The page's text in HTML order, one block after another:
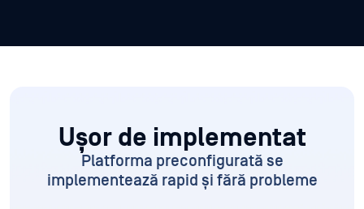
Ușor de implementat
Platforma preconfigurată se
implementează rapid și fără probleme